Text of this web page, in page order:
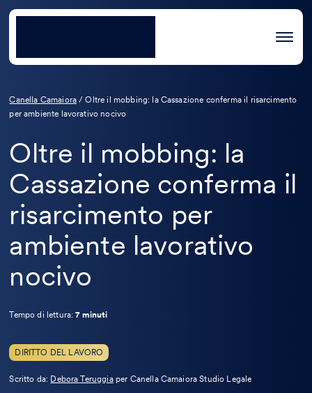
Canella Camaiora /Oltre il mobbing: la Cassazione conferma il risarcimento
per ambiente lavorativo nocivo
Oltre il mobbing: la
Cassazione conferma il
risarcimento per
ambiente lavorativo
nocivo
Tempo di lettura:7 minuti
DIRITTO DEL LAVORO
Scritto da: Debora TeruggiaLeggi
per Canella Camaiora Studio Legale